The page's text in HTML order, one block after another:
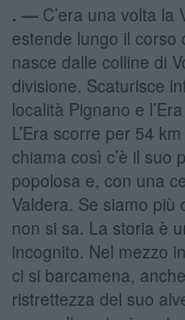
. — C’era una volta
estende lungo il corso
nasce dalle colline di
divisione. Scaturisce
località Pignano e
L’Era scorre per 54
chiama così c’è il suo
popolosa e, con una
Valdera. Se siamo più
non si sa. La storia è
incognito. Nel mezzo
ci si barcamena,
ristrettezza del suo